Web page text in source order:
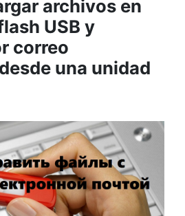
archivos en
USB y
correo
una unidad